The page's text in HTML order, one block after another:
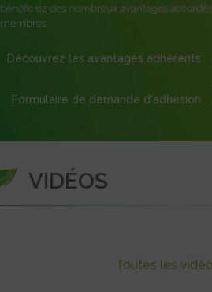
bénéficiez des nombreux avantages
membres.
Découvrez les avantages adhérents
Formulaire de demande d'adhésion
VIDÉOS
Toutes les